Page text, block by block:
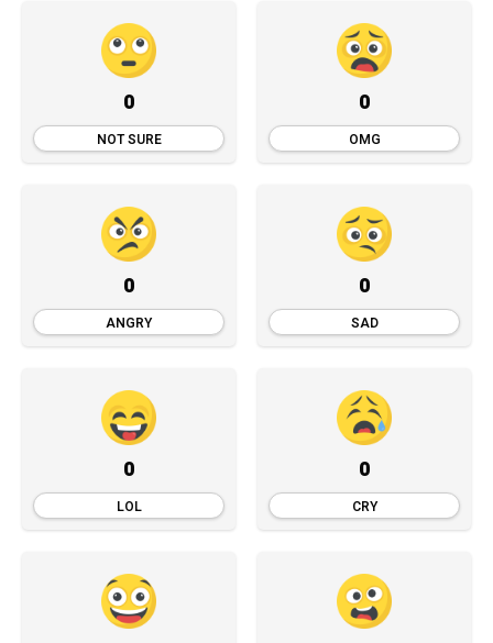
0
NOT SURE
0
OMG
0
ANGRY
0
SAD
0
LOL
0
CRY